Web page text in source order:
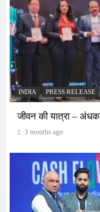
INDIA PRESS RELEASE
जीवन की यात्रा –
3 months ago